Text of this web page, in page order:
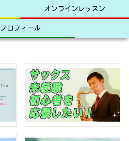
オンラインレッスン
プロフィール